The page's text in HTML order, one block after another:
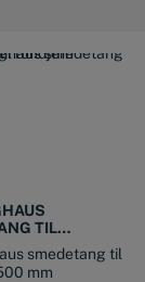
TIL
500 MM
smedetang til
mm